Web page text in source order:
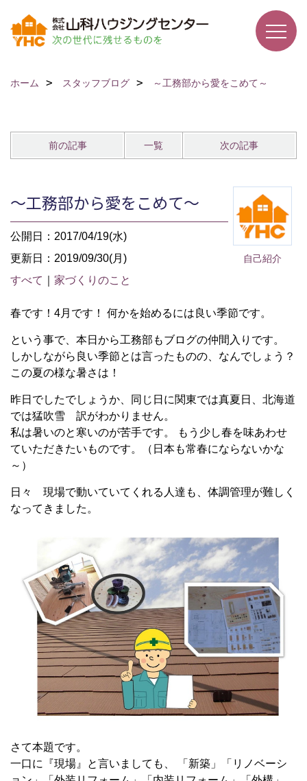
ホーム スタッフブログ ～工務部から愛をこめて～
前の記事 一覧 次の記事
自己紹介
～工務部から愛をこめて～
公開日：2017/04/19(水)
更新日：2019/09/30(月)
すべて
家づくりのこと
春です！4月です！ 何かを始めるには良い季節です。
という事で、本日から工務部もブログの仲間入りです。
しかしながら良い季節とは言ったものの、なんでしょう？
この夏の様な暑さは！
昨日でしたでしょうか、同じ日に関東では真夏日、北海道
では猛吹雪 訳がわかりません。
私は暑いのと寒いのが苦手です。 もう少し春を味あわせ
ていただきたいものです。（日本も常春にならないかな
～）
日々 現場で動いていてくれる人達も、体調管理が難しく
なってきました。
さて本題です。
一口に『現場』と言いましても、 「新築」「リノベーシ